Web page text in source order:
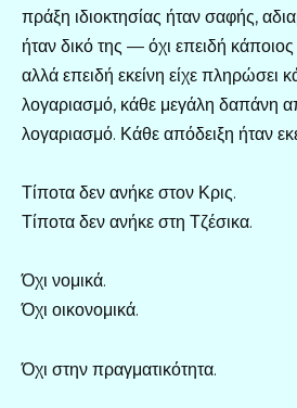
πράξη ιδιοκτησίας ήταν σαφής,
ήταν δικό της — όχι επειδή κάποιος
αλλά επειδή εκείνη είχε πληρώσει
λογαριασμό, κάθε μεγάλη δαπάνη
λογαριασμό. Κάθε απόδειξη ήταν
Τίποτα δεν ανήκε στον Κρις.
Τίποτα δεν ανήκε στη Τζέσικα.
Όχι νομικά.
Όχι οικονομικά.
Όχι στην πραγματικότητα.